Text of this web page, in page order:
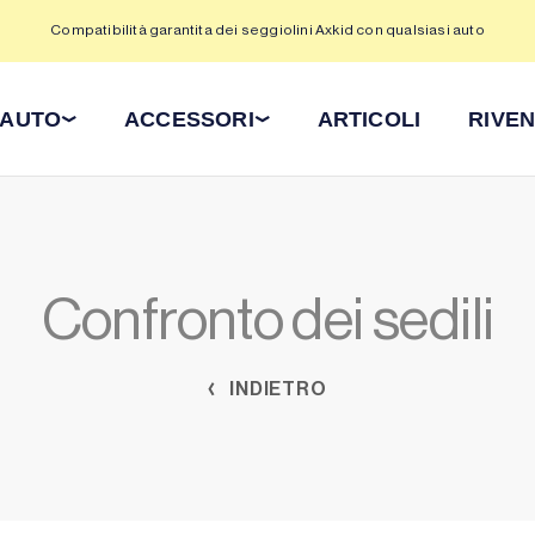
Compatibilità garantita dei seggiolini Axkid con qualsiasi auto
ACCESSORI ARTICOLI
Confronto dei sedili
INDIETRO